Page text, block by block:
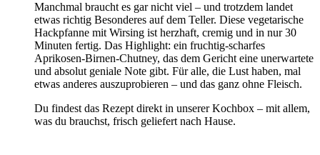
Manchmal braucht es gar nicht viel – und trotzdem landet
etwas richtig Besonderes auf dem Teller. Diese vegetarische
Hackpfanne mit Wirsing ist herzhaft, cremig und in nur 30
Minuten fertig. Das Highlight: ein fruchtig-scharfes
Aprikosen-Birnen-Chutney, das dem Gericht eine unerwartete
und absolut geniale Note gibt. Für alle, die Lust haben, mal
etwas anderes auszuprobieren – und das ganz ohne Fleisch.
Du findest das Rezept direkt in unserer Kochbox – mit allem,
was du brauchst, frisch geliefert nach Hause.